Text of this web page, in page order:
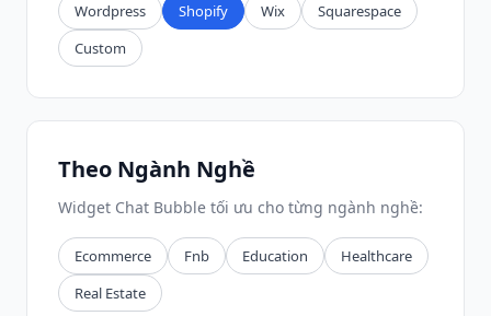
Wordpress Shopify Wix
Squarespace
Custom
Theo Ngành Nghề
Widget Chat Bubble tối ưu cho từng ngành nghề:
Ecommerce Fnb Education
Healthcare
Real Estate